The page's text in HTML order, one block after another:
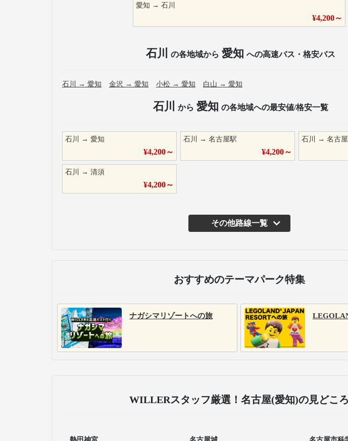
愛知 →石川
¥4,200～
石川 の各地域から 愛知 への高速バス・格安バス
石川 → 愛知 金沢 → 愛知 小松 → 愛知 白山 → 愛知
石川 から 愛知 の各地域への最安値/格安一覧
石川 → 愛知
¥4,200～
石川 →名古屋駅
¥4,200～
石川 →名古屋
石川 → 清須
¥4,200～
その他路線一覧
主な運行バス会社
国・九州の全国を結ぶ高速
アクセスと都市間移動の両
山、名古屋から郡上八幡・
備。地域密着型のサービス
名古屋・静岡発着を中心と